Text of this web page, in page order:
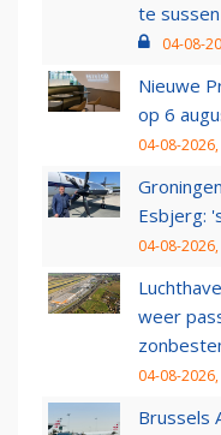
te sussen
04-08-
Nieuwe
op 6
04-08-
Esbjerg:
04-08-2026,
weer
04-08-
Brussels